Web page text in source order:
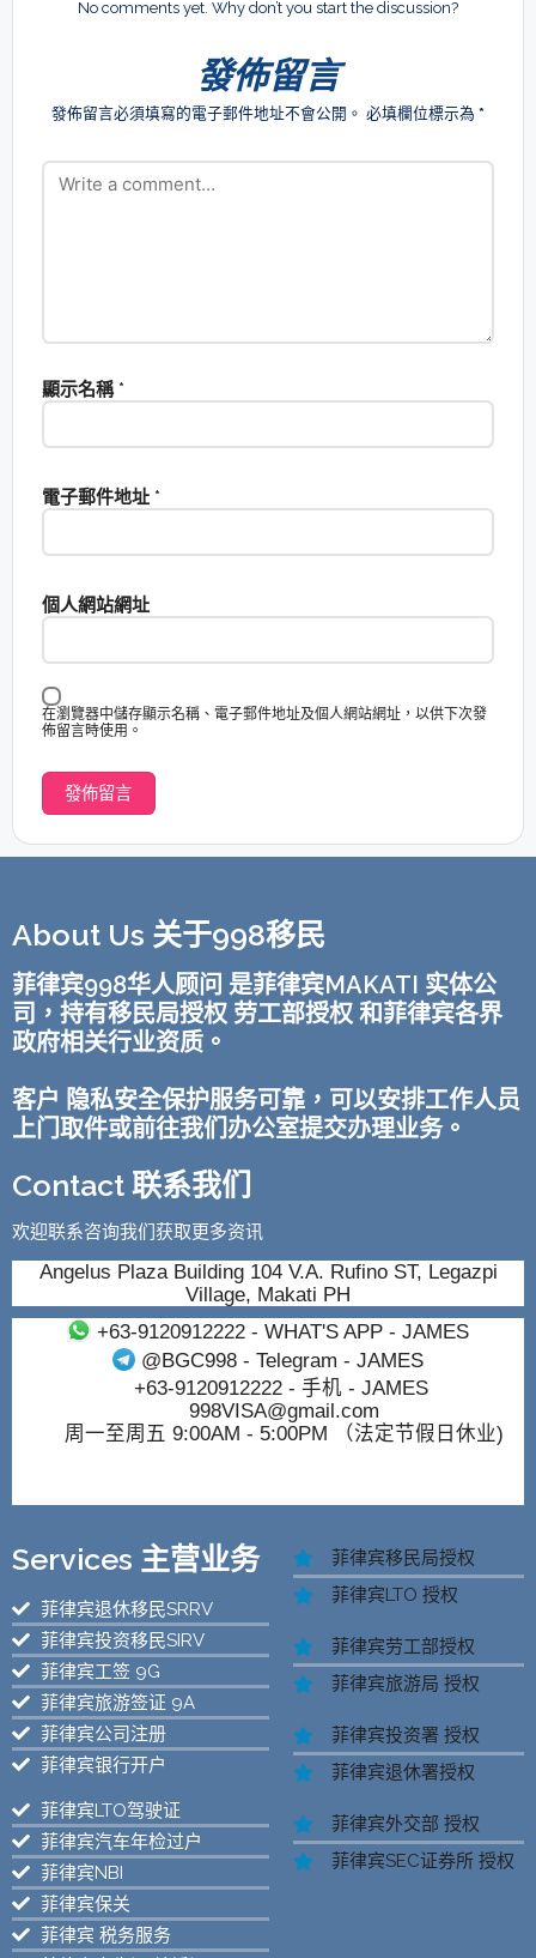
No comments yet. Why don’t you start the discussion?
發佈留言
發佈留言必須填寫的電子郵件地址不會公開。 必填欄位標示為 *
顯示名稱 *
電子郵件地址 *
個人網站網址
在瀏覽器中儲存顯示名稱、電子郵件地址及個人網站網址，以供下次發
佈留言時使用。
About Us 关于998移民
菲律宾998华人顾问 是菲律宾MAKATI 实体公
司，持有移民局授权 劳工部授权 和菲律宾各界
政府相关行业资质。
客户 隐私安全保护服务可靠，可以安排工作人员
上门取件或前往我们办公室提交办理业务。
Contact 联系我们
欢迎联系咨询我们获取更多资讯
Angelus Plaza Building 104 V.A. Rufino ST, Legazpi
Village, Makati PH
+63-9120912222- WHAT'S APP - JAMES
@BGC998 - Telegram - JAMES
+63-9120912222- 手机 - JAMES
998VISA@gmail.com
周一至周五 9:00AM - 5:00PM （法定节假日休业)
Services 主营业务
菲律宾退休移民SRRV
菲律宾投资移民SIRV
菲律宾工签 9G
菲律宾旅游签证 9A
菲律宾公司注册
菲律宾银行开户
菲律宾LTO驾驶证
菲律宾汽车年检过户
菲律宾NBI
菲律宾保关
菲律宾 税务服务
菲律宾移民局授权
菲律宾LTO 授权
菲律宾劳工部授权
菲律宾旅游局 授权
菲律宾投资署 授权
菲律宾退休署授权
菲律宾外交部 授权
菲律宾SEC证券所 授权